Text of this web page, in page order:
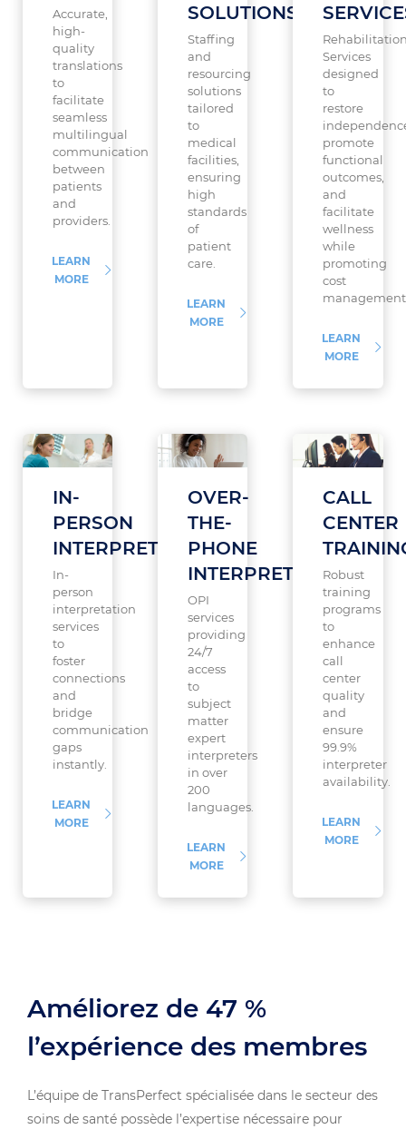
Accurate,
high-
quality
translations
to
facilitate
seamless
multilingual
communication
between
patients
and
providers.
LEARN
MORE
SOLUTIONS
Staffing
and
resourcing
solutions
tailored
to
medical
facilities,
ensuring
high
standards
of
patient
care.
LEARN
MORE
Services
designed
to
restore
promote
functional
outcomes,
and
facilitate
wellness
while
promoting
cost
LEARN
MORE
IN-
PERSON
INTERPRETATION
In-
person
interpretation
services
to
foster
connections
and
bridge
communication
gaps
instantly.
LEARN
MORE
OVER-
THE-
PHONE
INTERPRETATION
OPI
services
providing
24/7
access
to
subject
matter
expert
interpreters
in over
200
languages.
LEARN
MORE
CALL
CENTER
Robust
training
programs
to
enhance
call
center
quality
and
ensure
99.9%
interpreter
availability.
LEARN
MORE
Améliorez de 47 %
l’expérience des membres
L’équipe de TransPerfect spécialisée dans le secteur des
soins de santé possède l’expertise nécessaire pour